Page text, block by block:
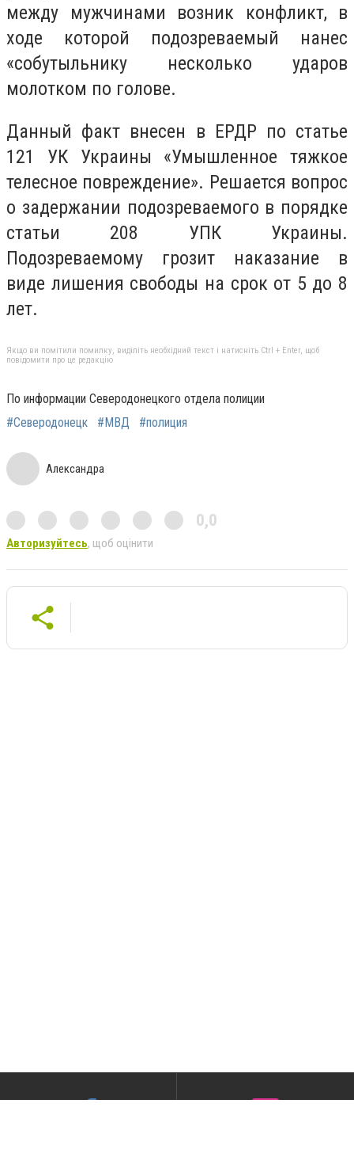
между мужчинами возник конфликт, в
ходе которой подозреваемый нанес
«собутыльнику несколько ударов
молотком по голове.
Данный факт внесен в ЕРДР по статье
121 УК Украины «Умышленное тяжкое
телесное повреждение». Решается вопрос
о задержании подозреваемого в порядке
статьи 208 УПК Украины.
Подозреваемому грозит наказание в
виде лишения свободы на срок от 5 до 8
лет.
Якщо ви помітили помилку, виділіть необхідний текст і натисніть Ctrl + Enter, щоб
повідомити про це редакцію
По информации Северодонецкого отдела полиции
#Северодонецк
#МВД #полиция
Александра
0,0
Авторизуйтесь, щоб оцінити